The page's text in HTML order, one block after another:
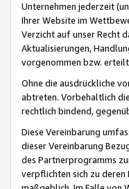
Unternehmen jederzeit
Ihrer Website im
Verzicht auf unser Recht
Aktualisierungen,
vorgenommen bzw.
Ohne die ausdrückliche
abtreten. Vorbehaltlich
rechtlich bindend,
Diese Vereinbarung
dieser Vereinbarung
des Partnerprogramms
verpflichten sich zu deren